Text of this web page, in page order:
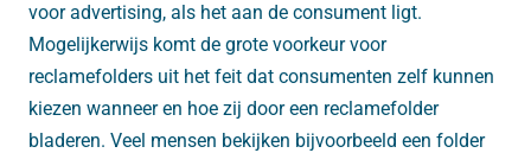
voor advertising, als het aan de consument ligt.
Mogelijkerwijs komt de grote voorkeur voor
reclamefolders uit het feit dat consumenten zelf kunnen
kiezen wanneer en hoe zij door een reclamefolder
bladeren. Veel mensen bekijken bijvoorbeeld een folder